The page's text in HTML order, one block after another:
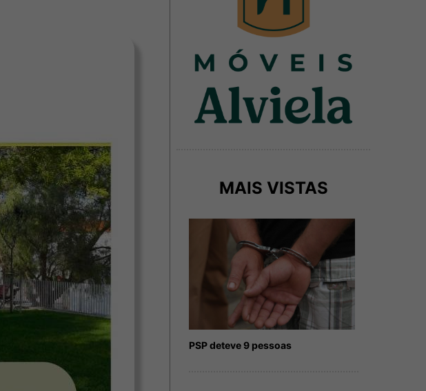
MAIS VISTAS
PSP deteve 9 pessoas